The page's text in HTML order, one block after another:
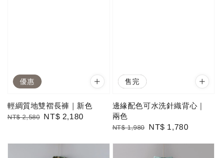
優惠
輕綢質地雙褶長褲｜新色
Regular
NT$ 2,580 Sale
NT$ 2,180
優惠
售完
邊緣配色可水洗針織背心｜
兩色
Regular
NT$ 1,980
Sale
NT$ 1,780